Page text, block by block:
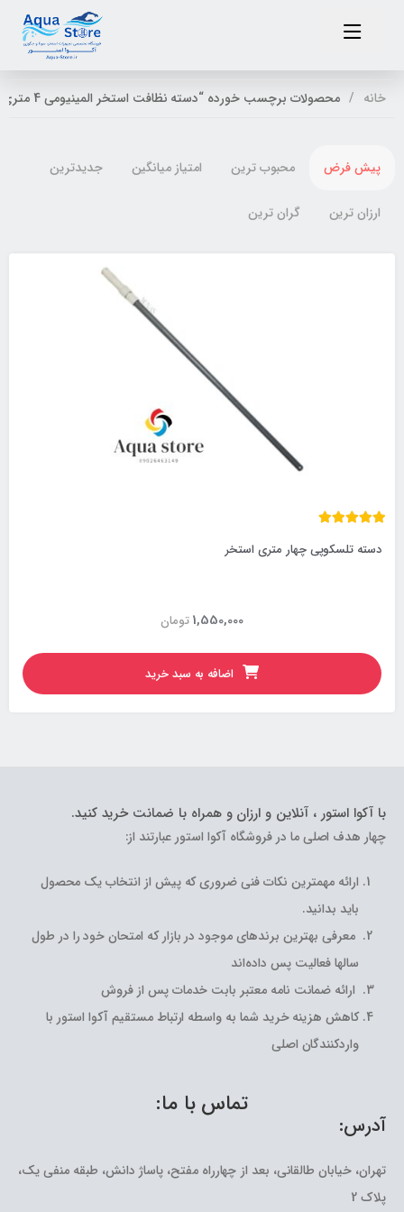
خانه محصولات برچسب خورده “دسته نظافت استخر المینیومی 4 متری”
پیش فرض محبوب ترین امتیاز میانگین جدیدترین
ارزان ترین گران ترین
دسته تلسکوپی چهار متری استخر
تومان1,550,000
اضافه به سبد خرید
با آکوا استور ، آنلاین و ارزان و همراه با ضمانت خرید کنید.
چهار هدف اصلی ما در فروشگاه آکوا استور عبارتند از:
ارائه مهمترین نکات فنی ضروری که پیش از انتخاب یک محصول
باید بدانید.
معرفی بهترین برندهای موجود در بازار که امتحان خود را در طول
سالها فعالیت پس داده‌اند
ارائه ضمانت نامه معتبر بابت خدمات پس از فروش
کاهش هزینه خرید شما به واسطه ارتباط مستقیم آکوا استور با
واردکنندگان اصلی
تماس با ما:
آدرس:
تهران، خیابان طالقانی، بعد از چهارراه مفتح، پاساژ دانش، طبقه منفی یک،
پلاک 2